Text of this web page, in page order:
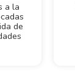
a la
de